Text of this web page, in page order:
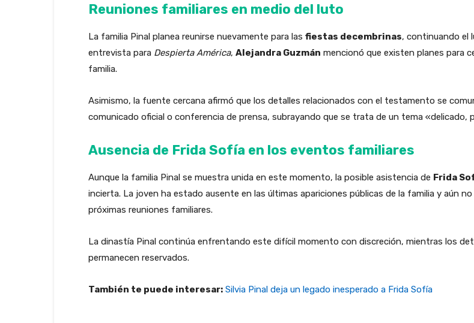
Reuniones familiares en medio del luto
La familia Pinal planea reunirse nuevamente para las fiestas decembrinas, continuando el
entrevista para Despierta América, Alejandra Guzmán mencionó que existen planes para
familia.
Asimismo, la fuente cercana afirmó que los detalles relacionados con el testamento se
comunicado oficial o conferencia de prensa, subrayando que se trata de un tema «delicado,
Ausencia de Frida Sofía en los eventos familiares
Aunque la familia Pinal se muestra unida en este momento, la posible asistencia de Frida
incierta. La joven ha estado ausente en las últimas apariciones públicas de la familia y aún
próximas reuniones familiares.
La dinastía Pinal continúa enfrentando este difícil momento con discreción, mientras los
permanecen reservados.
También te puede interesar: Silvia Pinal deja un legado inesperado a Frida Sofía